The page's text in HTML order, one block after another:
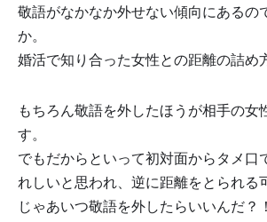
敬語がなかなか外せない傾向にあるの
か。
婚活で知り合った女性との距離の詰め
もちろん敬語を外したほうが相手の女
す。
でもだからといって初対面からタメ口
れしいと思われ、逆に距離をとられる
じゃあいつ敬語を外したらいいんだ？